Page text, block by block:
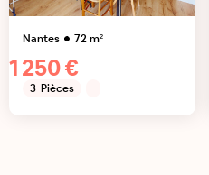
Nantes 72m²
1 250 €
3 Pièces